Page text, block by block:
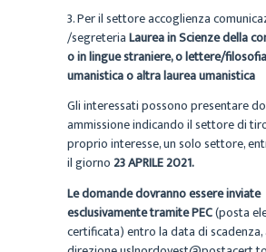
3. Per il settore accoglienza
/segreteriaLaurea in Scienze della
o in lingue straniere, o lettere/
umanistica o altra laurea umanistica
Gli interessati possono presentare
ammissione indicando il settore di
proprio interesse, un solo settore,
il giorno23 APRILE 2021.
Le domande dovranno essere inviate
esclusivamente tramite PEC(posta
certificata) entro la data di scadenza,